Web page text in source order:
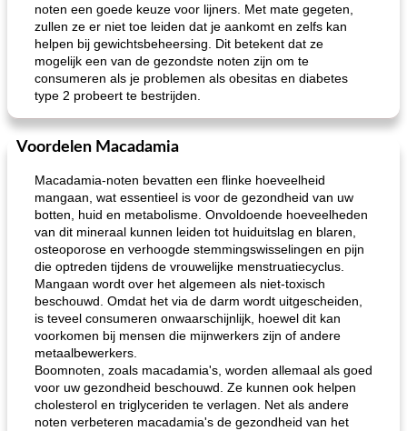
noten een goede keuze voor lijners. Met mate gegeten,
zullen ze er niet toe leiden dat je aankomt en zelfs kan
helpen bij gewichtsbeheersing. Dit betekent dat ze
mogelijk een van de gezondste noten zijn om te
consumeren als je problemen als obesitas en diabetes
type 2 probeert te bestrijden.
Voordelen Macadamia
Macadamia-noten bevatten een flinke hoeveelheid
mangaan, wat essentieel is voor de gezondheid van uw
botten, huid en metabolisme. Onvoldoende hoeveelheden
van dit mineraal kunnen leiden tot huiduitslag en blaren,
osteoporose en verhoogde stemmingswisselingen en pijn
die optreden tijdens de vrouwelijke menstruatiecyclus.
Mangaan wordt over het algemeen als niet-toxisch
beschouwd. Omdat het via de darm wordt uitgescheiden,
is teveel consumeren onwaarschijnlijk, hoewel dit kan
voorkomen bij mensen die mijnwerkers zijn of andere
metaalbewerkers.
Boomnoten, zoals macadamia's, worden allemaal als goed
voor uw gezondheid beschouwd. Ze kunnen ook helpen
cholesterol en triglyceriden te verlagen. Net als andere
noten verbeteren macadamia's de gezondheid van het